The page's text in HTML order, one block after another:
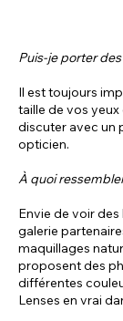
Puis-je porter
Il est toujours
taille de vos
discuter avec un
opticien.
À quoi
Envie de voir
galerie
maquillages
proposent des
différentes
Lenses en vrai